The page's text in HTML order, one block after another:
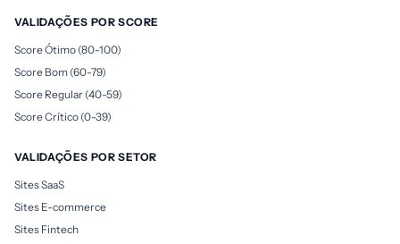
VALIDAÇÕES POR SCORE
Score Ótimo (80-100)
Score Bom (60-79)
Score Regular (40-59)
Score Crítico (0-39)
VALIDAÇÕES POR SETOR
Sites SaaS
Sites E-commerce
Sites Fintech